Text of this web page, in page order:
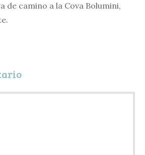
de camino a la Cova Bolumini,